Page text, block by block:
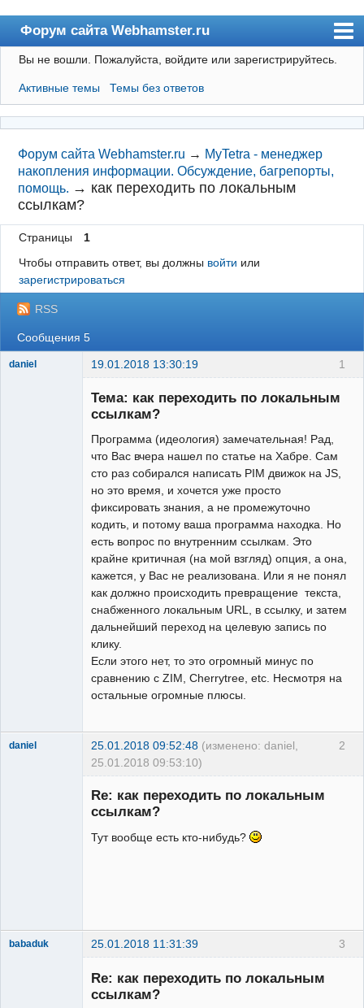
Форум сайта Webhamster.ru
Форум
Пользователи
Поиск
Регистрация
Вход
Webhamster.ru
Вы не вошли. Пожалуйста, войдите или зарегистрируйтесь.
Активные темы Темы без ответов
Форум сайта Webhamster.ru → MyTetra - менеджер
накопления информации. Обсуждение, багрепорты,
помощь. → как переходить по локальным
ссылкам?
Страницы
1
Чтобы отправить ответ, вы должны войти или
зарегистрироваться
RSS
Сообщения 5
1
daniel 19.01.2018 13:30:19
Тема: как переходить по локальным
ссылкам?
Программа (идеология) замечательная! Рад,
что Вас вчера нашел по статье на Хабре. Сам
сто раз собирался написать PIM движок на JS,
но это время, и хочется уже просто
фиксировать знания, а не промежуточно
кодить, и потому ваша программа находка. Но
есть вопрос по внутренним ссылкам. Это
крайне критичная (на мой взгляд) опция, а она,
кажется, у Вас не реализована. Или я не понял
как должно происходить превращение текста,
снабженного локальным URL, в ссылку, и затем
дальнейший переход на целевую запись по
клику.
Если этого нет, то это огромный минус по
сравнению с ZIM, Cherrytree, etc. Несмотря на
остальные огромные плюсы.
2
daniel 25.01.2018 09:52:48 (изменено: daniel,
25.01.2018 09:53:10)
Re: как переходить по локальным
ссылкам?
Тут вообще есть кто-нибудь?
3
babaduk 25.01.2018 11:31:39
Re: как переходить по локальным
ссылкам?